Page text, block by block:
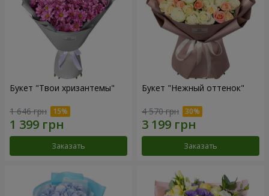
Букет "Твои хризантемы"
1 646 грн
Заказать
Букет "Нежный оттенок"
4 570 грн
Заказать